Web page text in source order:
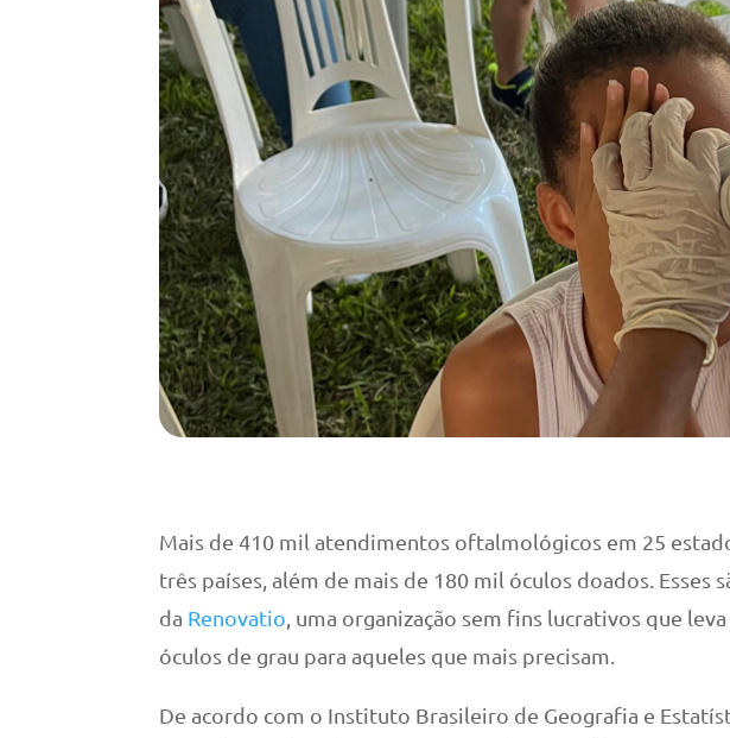
Mais de 410 mil atendimentos oftalmológicos em 25
três países, além de mais de 180 mil óculos doados. Esses
da Renovatio , uma organização sem fins lucrativos que
óculos de grau para aqueles que mais precisam.
De acordo com o Instituto Brasileiro de Geografia e